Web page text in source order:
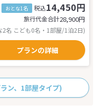
おとな1名 税込14,450円
旅行代金合計28,900円
2名 こども0名・1部屋/1泊2日)
プランの詳細
ン、1部屋タイプ)